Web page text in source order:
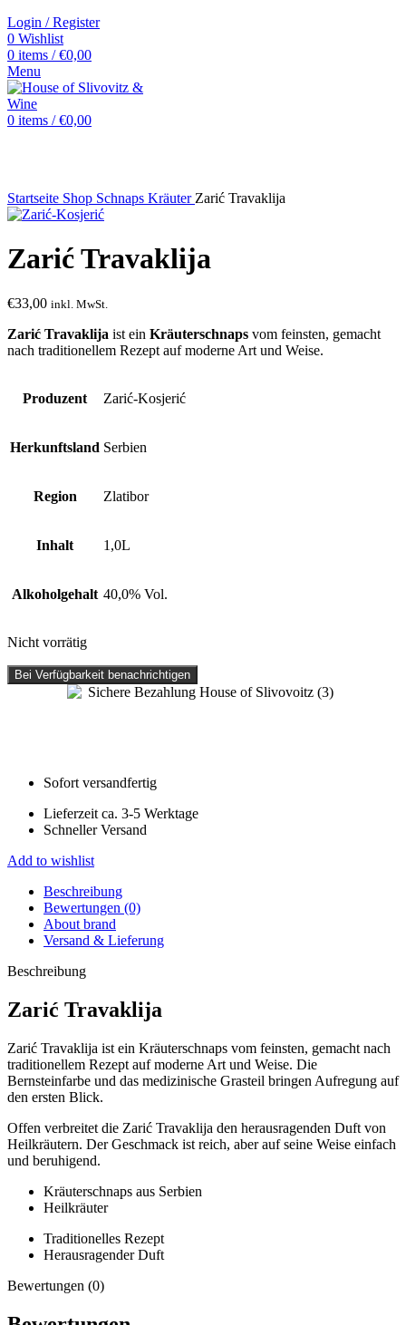
Login / Register
0 Wishlist
0 items / €0,00
Menu
0 items / €0,00
Startseite Shop Schnaps Kräuter Zarić Travaklija
Zarić Travaklija
€33,00 inkl. MwSt.
Zarić Travaklija ist ein Kräuterschnaps vom feinsten, gemacht
nach traditionellem Rezept auf moderne Art und Weise.
Produzent Zarić-Kosjerić
Herkunftsland Serbien
Region Zlatibor
Inhalt 1,0L
Alkoholgehalt 40,0% Vol.
Nicht vorrätig
Bei Verfügbarkeit benachrichtigen
Sofort versandfertig
Lieferzeit ca. 3-5 Werktage
Schneller Versand
Add to wishlist
Beschreibung
Bewertungen (0)
About brand
Versand & Lieferung
Beschreibung
Zarić Travaklija
Zarić Travaklija ist ein Kräuterschnaps vom feinsten, gemacht nach
traditionellem Rezept auf moderne Art und Weise. Die
Bernsteinfarbe und das medizinische Grasteil bringen Aufregung auf
den ersten Blick.
Offen verbreitet die Zarić Travaklija den herausragenden Duft von
Heilkräutern. Der Geschmack ist reich, aber auf seine Weise einfach
und beruhigend.
Kräuterschnaps aus Serbien
Heilkräuter
Traditionelles Rezept
Herausragender Duft
Bewertungen (0)